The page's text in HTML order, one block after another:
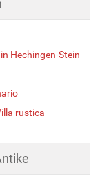
Hechingen-Stein
rustica